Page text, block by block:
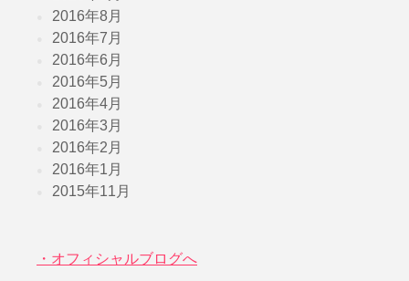
2016年8月
2016年7月
2016年6月
2016年5月
2016年4月
2016年3月
2016年2月
2016年1月
2015年11月
・オフィシャルブログへ